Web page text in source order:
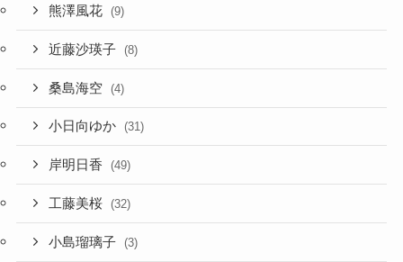
熊澤風花 (9)
近藤沙瑛子 (8)
桑島海空 (4)
小日向ゆか (31)
岸明日香 (49)
工藤美桜 (32)
小島瑠璃子 (3)